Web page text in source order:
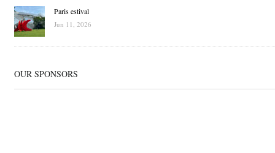
Paris estival
Jun 11, 2026
OUR SPONSORS